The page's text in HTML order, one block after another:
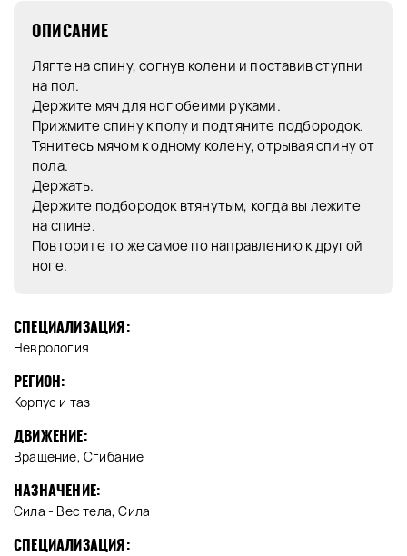
ОПИСАНИЕ
Лягте на спину, согнув колени и поставив ступни
на пол.
Держите мяч для ног обеими руками.
Прижмите спину к полу и подтяните подбородок.
Тянитесь мячом к одному колену, отрывая спину от
пола.
Держать.
Держите подбородок втянутым, когда вы лежите
на спине.
Повторите то же самое по направлению к другой
ноге.
СПЕЦИАЛИЗАЦИЯ:
Неврология
РЕГИОН:
Корпус и таз
ДВИЖЕНИЕ:
Вращение, Сгибание
НАЗНАЧЕНИЕ:
Сила - Вес тела, Сила
СПЕЦИАЛИЗАЦИЯ: